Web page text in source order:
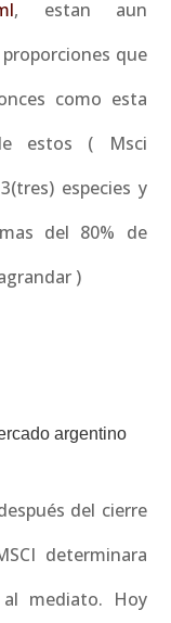
, estan aun
que
como esta
estos ( Msci
especies y
del 80% de
)
argentino
del cierre
determinara
mediato. Hoy